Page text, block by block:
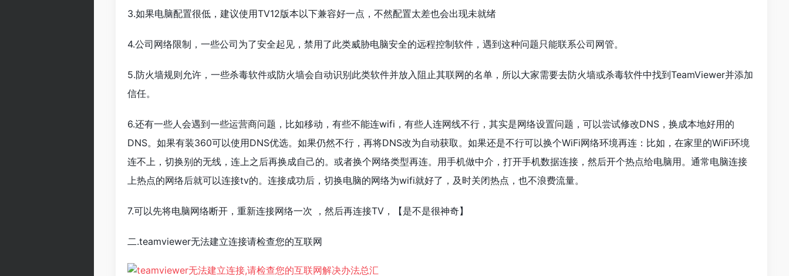
3.如果电脑配置很低，建议使用TV12版本以下兼容好一点，不然配置太差也会出现未就绪
4.公司网络限制，一些公司为了安全起见，禁用了此类威胁电脑安全的远程控制软件，遇到这种问题只能联系公司网管。
5.防火墙规则允许，一些杀毒软件或防火墙会自动识别此类软件并放入阻止其联网的名单，所以大家需要去防火墙或杀毒软件中找到TeamViewer并添加
信任。
6.还有一些人会遇到一些运营商问题，比如移动，有些不能连wifi，有些人连网线不行，其实是网络设置问题，可以尝试修改DNS，换成本地好用的
DNS。如果有装360可以使用DNS优选。如果仍然不行，再将DNS改为自动获取。如果还是不行可以换个WiFi网络环境再连：比如，在家里的WiFi环境
连不上，切换别的无线，连上之后再换成自己的。或者换个网络类型再连。用手机做中介，打开手机数据连接，然后开个热点给电脑用。通常电脑连接
上热点的网络后就可以连接tv的。连接成功后，切换电脑的网络为wifi就好了，及时关闭热点，也不浪费流量。
7.可以先将电脑网络断开，重新连接网络一次 ，然后再连接TV，【是不是很神奇】
二.teamviewer无法建立连接请检查您的互联网